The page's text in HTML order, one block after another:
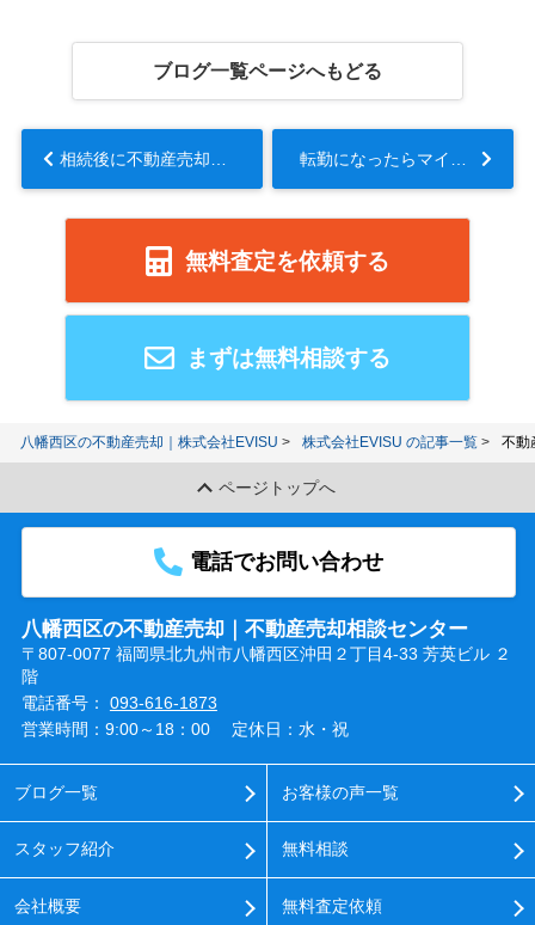
ブログ一覧ページへもどる
無料査定を依頼する
まずは無料相談する
八幡西区の不動産売却｜株式会社EVISU 株式会社EVISU の記事一覧 不動
ページトップへ
電話でお問い合わせ
八幡西区の不動産売却｜不動産売却相談センター
〒807-0077 福岡県北九州市八幡西区沖田２丁目4-33 芳英ビル ２
階
電話番号： 093-616-1873
営業時間：9:00～18：00
定休日：水・祝
ブログ一覧
スタッフ紹介
会社概要
お客様の声一覧
無料相談
無料査定依頼